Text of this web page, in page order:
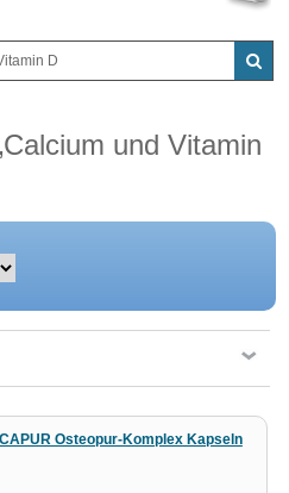
Calcium und Vitamin
Osteopur-Komplex Kapseln